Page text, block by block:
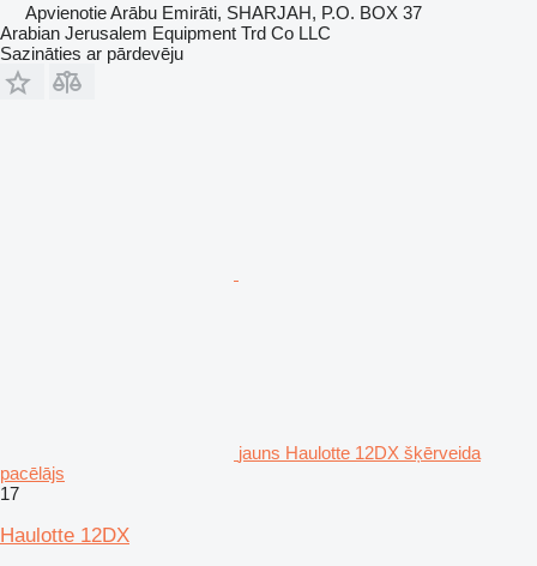
Apvienotie Arābu Emirāti, SHARJAH, P.O. BOX 37
Arabian Jerusalem Equipment Trd Co LLC
Sazināties ar pārdevēju
jauns Haulotte 12DX šķērveida
pacēlājs
17
Haulotte 12DX